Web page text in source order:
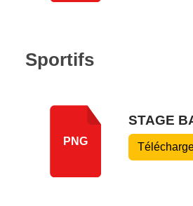
Sportifs
PNG
STAGE